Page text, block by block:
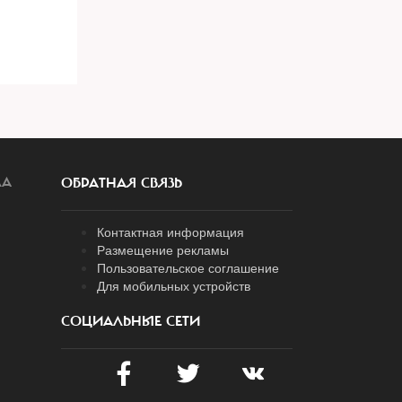
ОБРАТНАЯ СВЯЗЬ
Контактная информация
Размещение рекламы
Пользовательское соглашение
Для мобильных устройств
СОЦИАЛЬНЫЕ СЕТИ